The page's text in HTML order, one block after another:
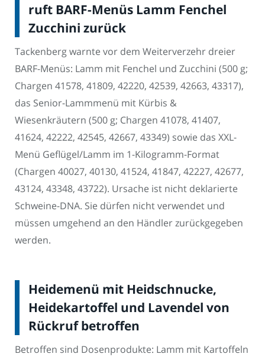
ruft BARF-Menüs Lamm Fenchel
Zucchini zurück
Tackenberg warnte vor dem Weiterverzehr dreier
BARF-Menüs: Lamm mit Fenchel und Zucchini (500 g;
Chargen 41578, 41809, 42220, 42539, 42663, 43317),
das Senior-Lammmenü mit Kürbis &
Wiesenkräutern (500 g; Chargen 41078, 41407,
41624, 42222, 42545, 42667, 43349) sowie das XXL-
Menü Geflügel/Lamm im 1-Kilogramm-Format
(Chargen 40027, 40130, 41524, 41847, 42227, 42677,
43124, 43348, 43722). Ursache ist nicht deklarierte
Schweine-DNA. Sie dürfen nicht verwendet und
müssen umgehend an den Händler zurückgegeben
werden.
Heidemenü mit Heidschnucke,
Heidekartoffel und Lavendel von
Rückruf betroffen
Betroffen sind Dosenprodukte: Lamm mit Kartoffeln